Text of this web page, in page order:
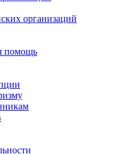
организаций
помощь